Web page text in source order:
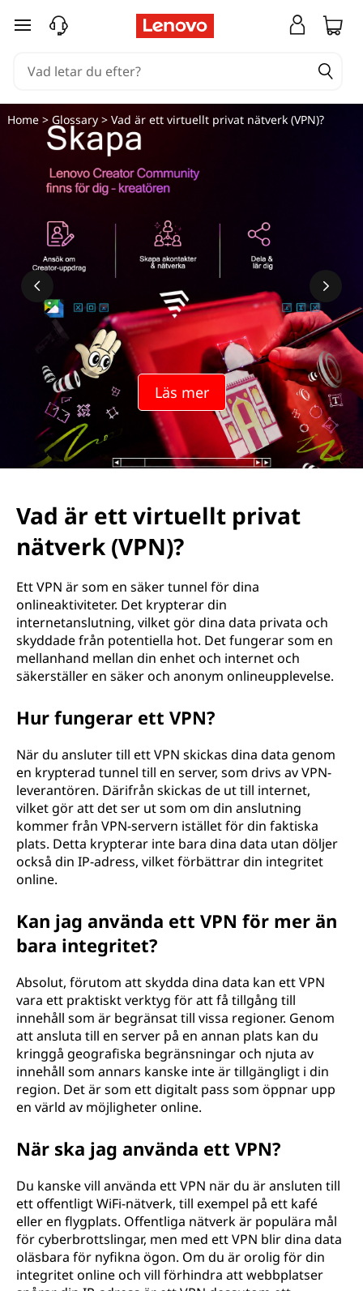
V
ä
e
n
N
hoppa vidare till huvudinnehållet
Läs mer
Home> Glossary> Vad är ett virtuellt privat nätverk (VPN)?
Vad är ett virtuellt privat
nätverk (VPN)?
Ett VPN är som en säker tunnel för dina
onlineaktiviteter. Det krypterar din
internetanslutning, vilket gör dina data privata och
skyddade från potentiella hot. Det fungerar som en
mellanhand mellan din enhet och internet och
säkerställer en säker och anonym onlineupplevelse.
Hur fungerar ett VPN?
När du ansluter till ett VPN skickas dina data genom
en krypterad tunnel till en server, som drivs av VPN-
leverantören. Därifrån skickas de ut till internet,
vilket gör att det ser ut som om din anslutning
kommer från VPN-servern istället för din faktiska
plats. Detta krypterar inte bara dina data utan döljer
också din IP-adress, vilket förbättrar din integritet
online.
Kan jag använda ett VPN för mer än
bara integritet?
Absolut, förutom att skydda dina data kan ett VPN
vara ett praktiskt verktyg för att få tillgång till
innehåll som är begränsat till vissa regioner. Genom
att ansluta till en server på en annan plats kan du
kringgå geografiska begränsningar och njuta av
innehåll som annars kanske inte är tillgängligt i din
region. Det är som ett digitalt pass som öppnar upp
en värld av möjligheter online.
När ska jag använda ett VPN?
Du kanske vill använda ett VPN när du är ansluten till
ett offentligt WiFi-nätverk, till exempel på ett kafé
eller en flygplats. Offentliga nätverk är populära mål
för cyberbrottslingar, men med ett VPN blir dina data
oläsbara för nyfikna ögon. Om du är orolig för din
integritet online och vill förhindra att webbplatser